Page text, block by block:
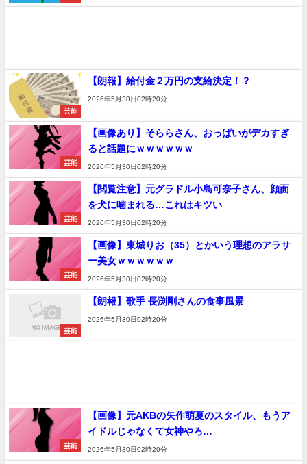
芸能
【朗報】給付金２万円の支給決定！？
2026年5月30日02時20分
芸能
【画像あり】そららさん、おっぱいがデカすぎ
ると話題にｗｗｗｗｗｗ
2026年5月30日02時20分
芸能
【閲覧注意】元グラドル小島可奈子さん、顔面
を犬に噛まれる…これはキツい
2026年5月30日02時20分
芸能
【画像】東城りお（35）とかいう理想のアラサ
ー美女ｗｗｗｗｗｗ
2026年5月30日02時20分
芸能
【朗報】歌手 長渕剛さんの食事風景
2026年5月30日02時20分
芸能
【画像】元AKBの矢作萌夏のスタイル、もうア
イドルじゃなくて女神やろ…
2026年5月30日02時20分